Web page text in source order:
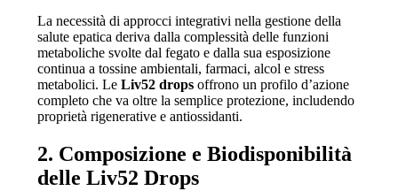
La necessità di approcci integrativi nella gestione della
salute epatica deriva dalla complessità delle funzioni
metaboliche svolte dal fegato e dalla sua esposizione
continua a tossine ambientali, farmaci, alcol e stress
metabolici. Le Liv52 dropsoffrono un profilo d’azione
completo che va oltre la semplice protezione, includendo
proprietà rigenerative e antiossidanti.
2. Composizione e Biodisponibilità
delle Liv52 Drops